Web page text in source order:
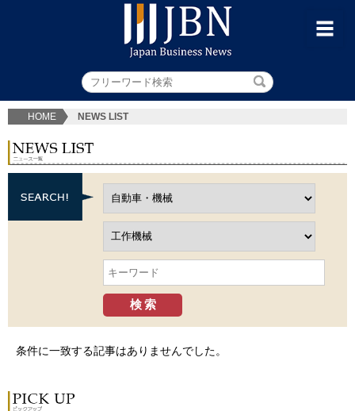
HOME NEWS LIST
条件に一致する記事はありませんでした。